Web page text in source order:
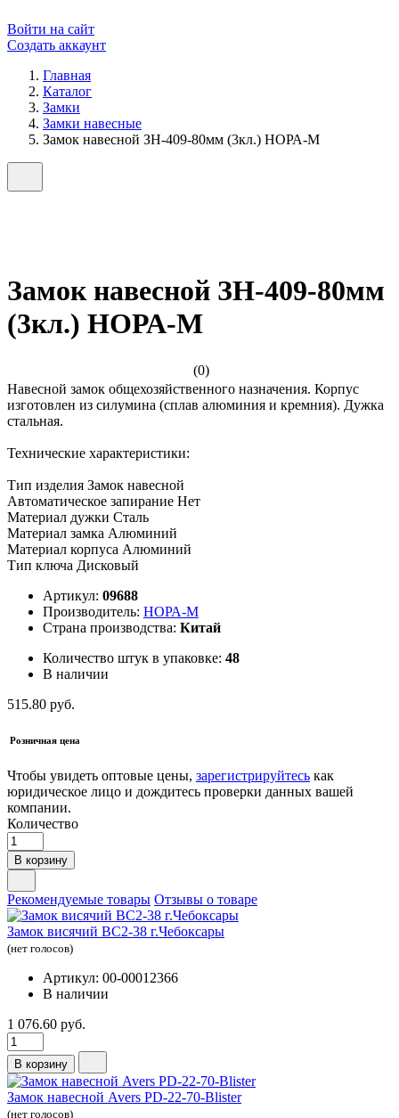
Войти на сайт
Создать аккаунт
Главная
Каталог
Замки
Замки навесные
Замок навесной ЗН-409-80мм (3кл.) НОРА-М
Замок навесной ЗН-409-80мм
(3кл.) НОРА-М
(0)
Навесной замок общехозяйственного назначения. Корпус
изготовлен из силумина (сплав алюминия и кремния). Дужка
стальная.
Технические характеристики:
Тип изделия Замок навесной
Автоматическое запирание Нет
Материал дужки Сталь
Материал замка Алюминий
Материал корпуса Алюминий
Тип ключа Дисковый
Артикул: 09688
Производитель: НОРА-М
Страна производства: Китай
Количество штук в упаковке: 48
В наличии
515.80 руб.
Розничная цена
Чтобы увидеть оптовые цены, зарегистрируйтесь как
юридическое лицо и дождитесь проверки данных вашей
компании.
Количество
В корзину
Рекомендуемые товары Отзывы о товаре
Замок висячий ВС2-38 г.Чебоксары
(нет голосов)
Артикул: 00-00012366
В наличии
1 076.60 руб.
В корзину
Замок навесной Avers PD-22-70-Blister
(нет голосов)